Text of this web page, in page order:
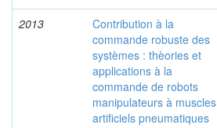
2013
Contribution à la
commande robuste des
systèmes : thèories et
applications à la
commande de robots
manipulateurs à muscles
artificiels pneumatiques